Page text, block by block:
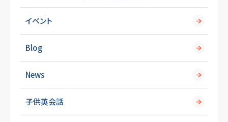
イベント
Blog
News
子供英会話